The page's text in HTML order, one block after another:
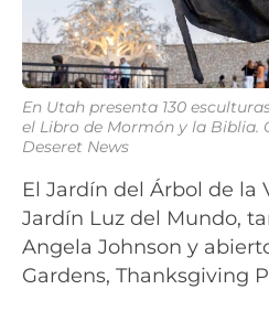
En Utah presenta 130
el Libro de Mormón y la Biblia.
Deseret News
El Jardín del Árbol de la
Jardín Luz del Mundo,
Angela Johnson y
Gardens, Thanksgiving